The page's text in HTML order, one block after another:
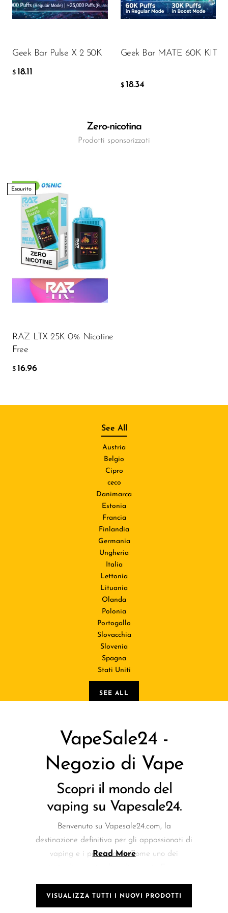
Geek Bar Pulse X 2 50K
$ 18.11
$
Geek Bar MATE 60K KIT
$ 18.34
$
Zero-nicotina
Prodotti sponsorizzati
Esaurito
RAZ LTX 25K 0% Nicotine
Free
$ 16.96
See All
Austria
Belgio
Cipro
ceco
Danimarca
Estonia
Francia
Finlandia
Germania
Ungheria
Italia
Lettonia
Lituania
Olanda
Polonia
Portogallo
Slovacchia
Slovenia
Spagna
Stati Uniti
SEE ALL
VapeSale24 -
Negozio di Vape
Scopri il mondo del
vaping su Vapesale24.
Benvenuto su Vapesale24.com, la
destinazione definitiva per gli appassionati di
vaping e i principianti. Come uno dei
vaping, inclusi e-liquid, mod, pod e accessori.
Il nostro impegno per la qualità e la
Read More
VISUALIZZA TUTTI I NUOVI PRODOTTI